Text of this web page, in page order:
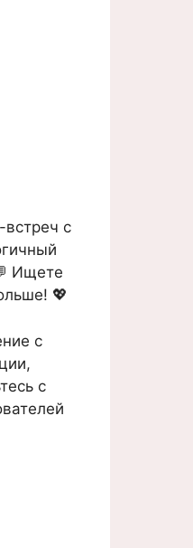
с
Ищете
💖
с
с